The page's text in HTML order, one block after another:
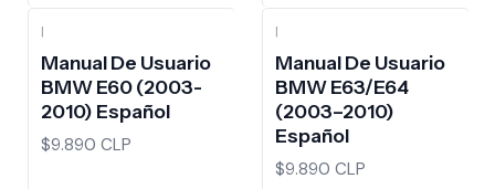
|
Manual De Usuario
BMW E60 (2003-
2010) Español
$9.890 CLP
|
Manual De Usuario
BMW E63/E64
(2003–2010)
Español
$9.890 CLP